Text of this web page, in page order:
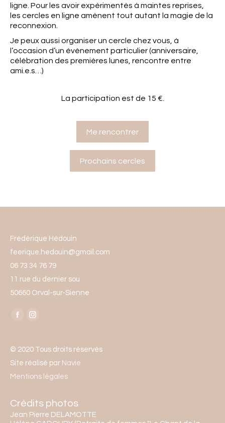
ligne. Pour les avoir expérimentés à maintes reprises,
les cercles en ligne amènent tout autant la magie de la
reconnexion.
Je peux aussi organiser un cercle chez vous, à
l’occasion d’un évènement particulier (anniversaire,
célébration des premières lunes, rencontre entre
ami.e.s…)
La participation est de 15 €.
Me rencontrer
Prochains cercles
Frédérique Hédouin
feerique.hedouin@gmail.com
06 73 34 76 79
11 rue du dernier sou
50660 Orval-sur-Sienne
Trouvez nous sur :
Facebook
opens
in
new
Instagram
opens
in
new
© 2020 Tous droits réservés
Site réalisé par Navie
Mentions légales
Crédits photos
Jean Pierre DELAMOTTE